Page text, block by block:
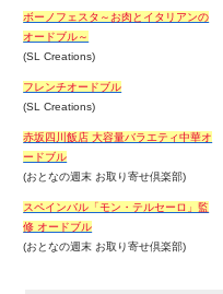
ボーノフェスタ～お肉とイタリアンの
オードブル～
(SL Creations)
フレンチオードブル
(SL Creations)
赤坂四川飯店 大容量バラエティ中華オ
ードブル
(おとなの週末 お取り寄せ倶楽部)
スペインバル「モン・テルセーロ」監
修 オードブル
(おとなの週末 お取り寄せ倶楽部)